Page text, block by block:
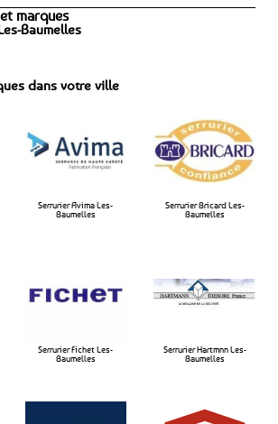
marques
Baumelles
dans votre ville
Serrurier Avima Les-
Baumelles​
Serrurier Bricard Les-
Baumelles​
Serrurier Fichet Les-
Baumelles​
Serrurier Hartmnn Les-
Baumelles​